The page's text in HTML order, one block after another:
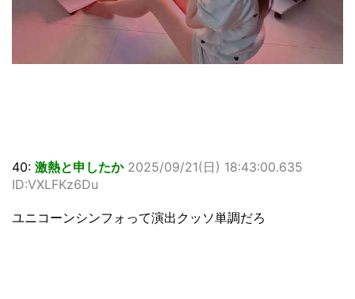
40: 激熱と申したか 2025/09/21(日) 18:43:00.635
ID:VXLFKz6Du
ユニコーンシンフォって演出クッソ単調だろ